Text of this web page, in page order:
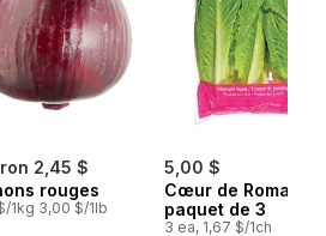
2,45 $
rouges
1kg 3,00 $/1lb
5,00 $
Cœur de Romaine,
paquet de 3
3 ea, 1,67 $/1ch